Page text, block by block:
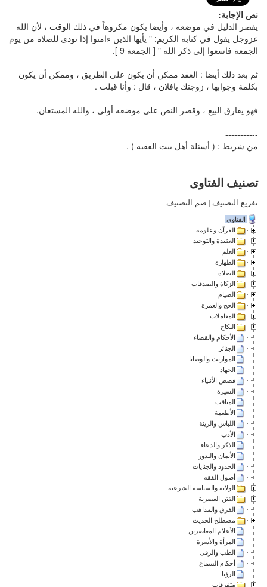
نص الإجابة:
يقصر الدليل في موضعه ، وأيضا يكون مكروهاً في ذلك الوقت ، لأن الله
عزوجل يقول في كتابه الكريم: " يأيها الذين ءامنوا إذا نودى للصلاة من يوم
الجمعة فاسعوا إلى ذكر الله " [ الجمعة 9 ].
ثم بعد ذلك أيضا : العقد ممكن أن يكون على الطريق ، وممكن أن يكون
بكلمة وجوابها ، زوجتك يافلان ، قال : وأنا قبلت .
فهو يفارق البيع ، وقصر النص على موضعه أولى ، والله المستعان.
-----------
من شريط : ( أسئلة أهل بيت الفقيه ) .
تصنيف الفتاوى
تفريع التصنيف | ضم التصنيف
الفتاوى
القرآن وعلومه
العقيدة والتوحيد
العلم
الطهارة
الصلاة
الزكاة والصدقات
الصيام
الحج والعمرة
المعاملات
النكاح
الأحكام والقضاء
الجنائز
المواريث والوصايا
الجهاد
قصص الأنبياء
السيرة
المناقب
الأطعمة
اللباس والزينة
الأدب
الذكر والدعاء
الأيمان والنذور
الحدود والجنايات
أصول الفقه
الولاية والسياسة الشرعية
الفتن العصرية
الفرق والمذاهب
مصطلح الحديث
الأعلام المعاصرين
المرأة والأسرة
الطب والرقى
أحكام السماع
الرؤيا
متفرقات